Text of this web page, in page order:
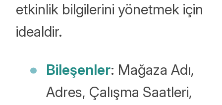
etkinlik bilgilerini yönetmek için
idealdir.
Bileşenler: Mağaza Adı,
Adres, Çalışma Saatleri,